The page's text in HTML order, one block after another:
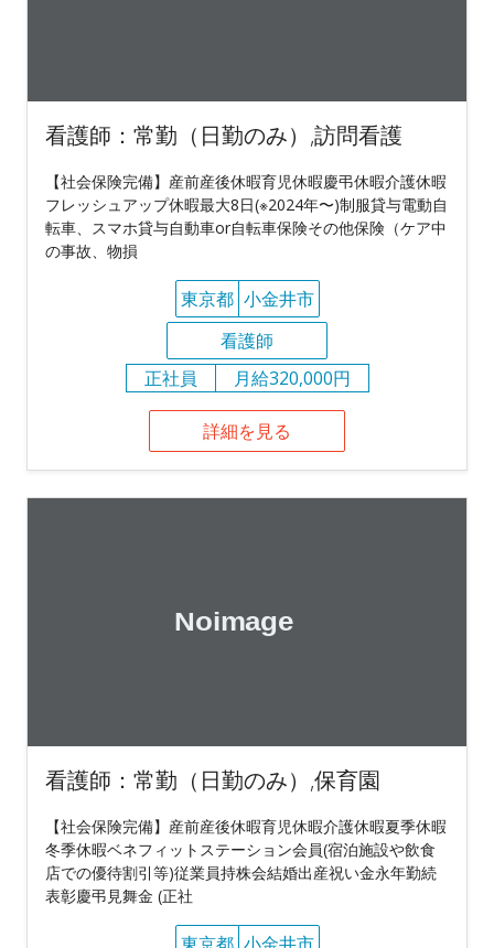
看護師：常勤（日勤のみ）,訪問看護
【社会保険完備】産前産後休暇育児休暇慶弔休暇介護休暇
フレッシュアップ休暇最大8日(※2024年〜)制服貸与電動自
転車、スマホ貸与自動車or自転車保険その他保険（ケア中
の事故、物損
東京都 小金井市
看護師
正社員
月給320,000円
詳細を見る
看護師：常勤（日勤のみ）,保育園
【社会保険完備】産前産後休暇育児休暇介護休暇夏季休暇
冬季休暇ベネフィットステーション会員(宿泊施設や飲食
店での優待割引等)従業員持株会結婚出産祝い金永年勤続
表彰慶弔見舞金 (正社